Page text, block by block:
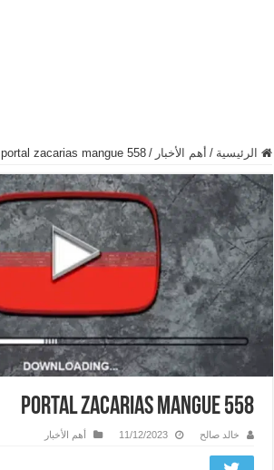
الرئيسية / أهم الأخبار /
portal zacarias mangue 558
portal zacarias mangue 558
خالد صالح 11/12/2023 أهم الأخبار